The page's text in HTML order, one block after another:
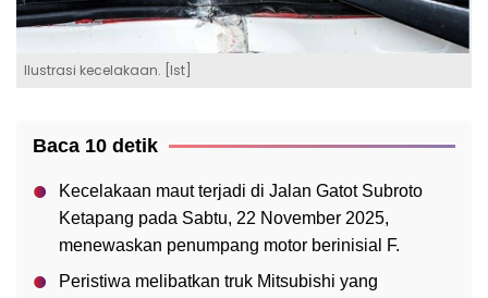
Ilustrasi kecelakaan. [Ist]
Baca 10 detik
Kecelakaan maut terjadi di Jalan Gatot Subroto
Ketapang pada Sabtu, 22 November 2025,
menewaskan penumpang motor berinisial F.
Peristiwa melibatkan truk Mitsubishi yang